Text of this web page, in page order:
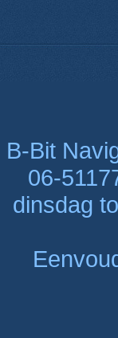
B-Bit
06-
dinsdag